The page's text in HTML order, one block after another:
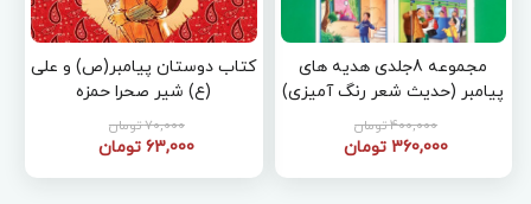
مجموعه 8جلدی هدیه های
پیامبر (حدیث شعر رنگ آمیزی)
400,000 تومان
360,000 تومان
کتاب دوستان پیامبر(ص) و علی
(ع) شیر صحرا حمزه
70,000 تومان
63,000 تومان